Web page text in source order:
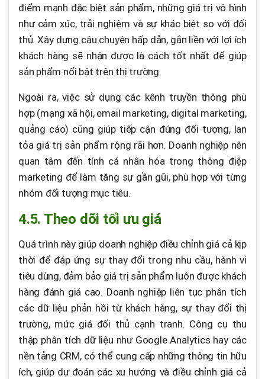
điểm mạnh đặc biệt sản phẩm, những giá trị vô hình
như cảm xúc, trải nghiệm và sự khác biệt so với đối
thủ. Xây dựng câu chuyện hấp dẫn, gắn liền với lợi ích
khách hàng sẽ nhận được là cách tốt nhất để giúp
sản phẩm nổi bật trên thị trường.
Ngoài ra, việc sử dụng các kênh truyền thông phù
hợp (mạng xã hội, email marketing, digital marketing,
quảng cáo) cũng giúp tiếp cận đúng đối tượng, lan
tỏa giá trị sản phẩm rộng rãi hơn. Doanh nghiệp nên
quan tâm đến tính cá nhân hóa trong thông điệp
marketing để làm tăng sự gần gũi, phù hợp với từng
nhóm đối tượng mục tiêu.
4.5. Theo dõi tối ưu giá
Quá trình này giúp doanh nghiệp điều chỉnh giá cả kịp
thời để đáp ứng sự thay đổi trong nhu cầu, hành vi
tiêu dùng, đảm bảo giá trị sản phẩm luôn được khách
hàng đánh giá cao. Doanh nghiệp liên tục phân tích
các dữ liệu phản hồi từ khách hàng, sự thay đổi thị
trường, mức giá đối thủ cạnh tranh. Công cụ thu
thập phân tích dữ liệu như Google Analytics hay các
nền tảng CRM, có thể cung cấp những thông tin hữu
ích, giúp dự đoán các xu hướng và điều chỉnh giá cả